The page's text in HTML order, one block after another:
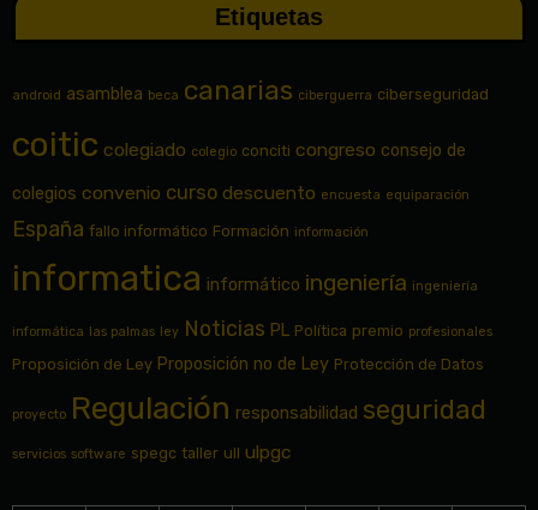
Etiquetas
android asamblea beca canarias ciberguerra ciberseguridad
coitic colegiado colegio conciti congreso consejo de
colegios convenio curso descuento encuesta equiparación
España fallo informático Formación información
informatica informático ingeniería ingeniería
informática las palmas ley Noticias PL Política premio profesionales
Proposición de Ley Proposición no de Ley Protección de Datos
proyecto Regulación responsabilidad seguridad
servicios software spegc taller ull ulpgc